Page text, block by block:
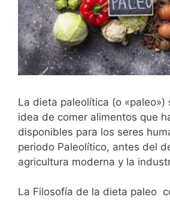
La dieta paleolítica (o «paleo»)
idea de comer alimentos que
disponibles para los seres
periodo Paleolítico, antes del
agricultura moderna y la
La Filosofía de la dieta paleo